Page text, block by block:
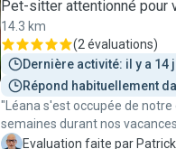
habituellement peureux qui
passage! Nous sommes ravis de son sérieux, de sa
douceur et de son implication.
elle sans hésiter."
Pet-sitter attentionné pour
14.3 km
(2 évaluations)
Dernière activité: il y a 14
Répond habituellement
"Léana s'est occupée de
semaines durant nos
Elle est sérieuse, ponctuelle,
P Evaluation faite par Patrick